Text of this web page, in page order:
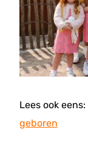
Lees ook eens:
geboren